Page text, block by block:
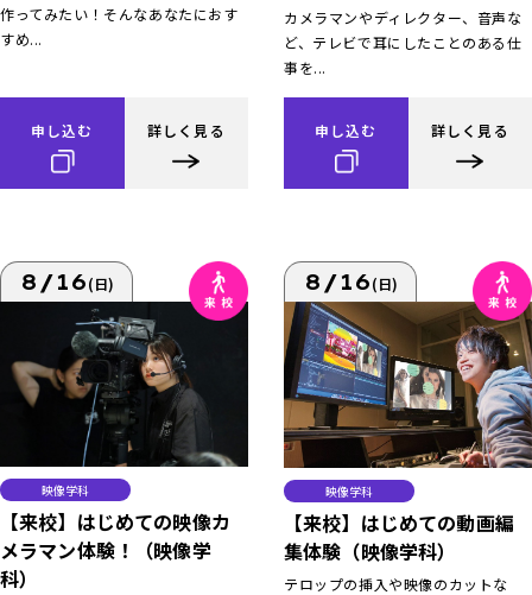
作ってみたい！そんなあなたにおす
すめ...
申し込む 詳しく見る
カメラマンやディレクター、音声な
ど、テレビで耳にしたことのある仕
事を...
申し込む 詳しく見る
8/16(日)
映像学科
【来校】はじめての映像カ
メラマン体験！（映像学
科）
8/16(日)
映像学科
【来校】はじめての動画編
集体験（映像学科）
テロップの挿入や映像のカットな